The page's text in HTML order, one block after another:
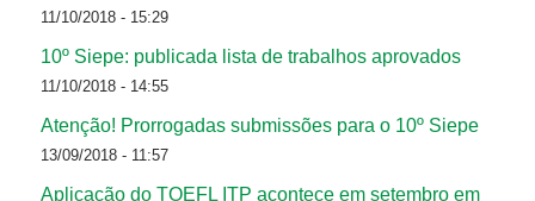
11/10/2018 - 15:29
10º Siepe: publicada lista de trabalhos aprovados
11/10/2018 - 14:55
Atenção! Prorrogadas submissões para o 10º Siepe
13/09/2018 - 11:57
Aplicação do TOEFL ITP acontece em setembro em